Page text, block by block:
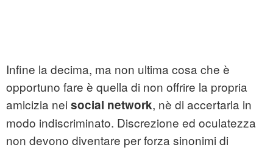
Infine la decima, ma non ultima cosa che è
opportuno fare è quella di non offrire la propria
amicizia nei social network, nè di accertarla in
modo indiscriminato. Discrezione ed oculatezza
non devono diventare per forza sinonimi di